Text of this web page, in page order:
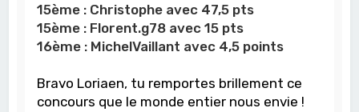
15ème : Christophe avec 47,5 pts
15ème : Florent.g78 avec 15 pts
16ème : MichelVaillant avec 4,5 points
Bravo Loriaen, tu remportes brillement ce
concours que le monde entier nous envie !